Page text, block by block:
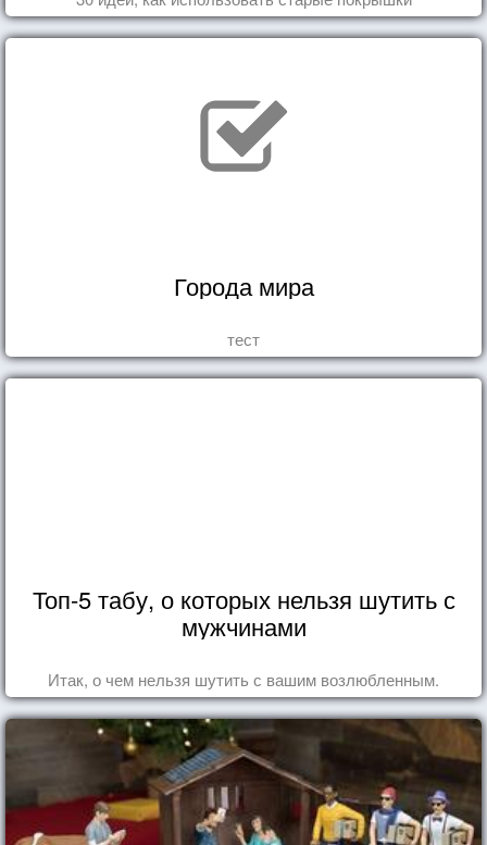
Города мира
тест
Топ-5 табу, о которых нельзя шутить с
мужчинами
Итак, о чем нельзя шутить с вашим возлюбленным.